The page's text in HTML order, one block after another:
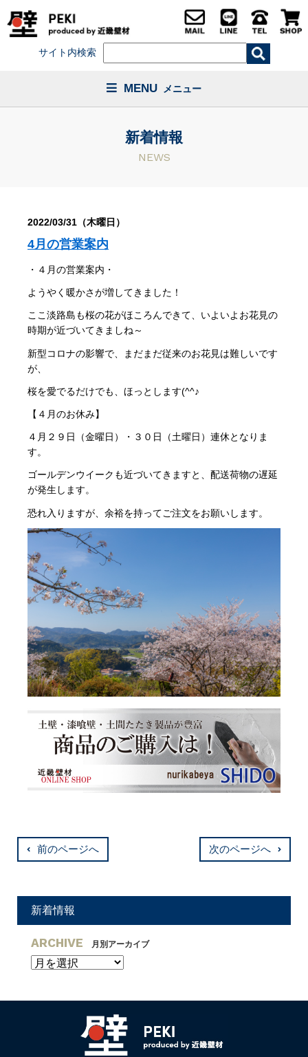
サイト内検索
MENU メニュー
新着情報
NEWS
2022/03/31（木曜日）
4月の営業案内
・４月の営業案内・
ようやく暖かさが増してきました！
ここ淡路島も桜の花がほころんできて、いよいよお花見の
時期が近づいてきましね～
新型コロナの影響で、まだまだ従来のお花見は難しいです
が、
桜を愛でるだけでも、ほっとします(^^♪
【４月のお休み】
４月２９日（金曜日）・３０日（土曜日）連休となりま
す。
ゴールデンウイークも近づいてきますと、配送荷物の遅延
が発生します。
恐れ入りますが、余裕を持ってご注文をお願いします。
前のページへ 次のページへ
新着情報
ARCHIVE 月別アーカイブ